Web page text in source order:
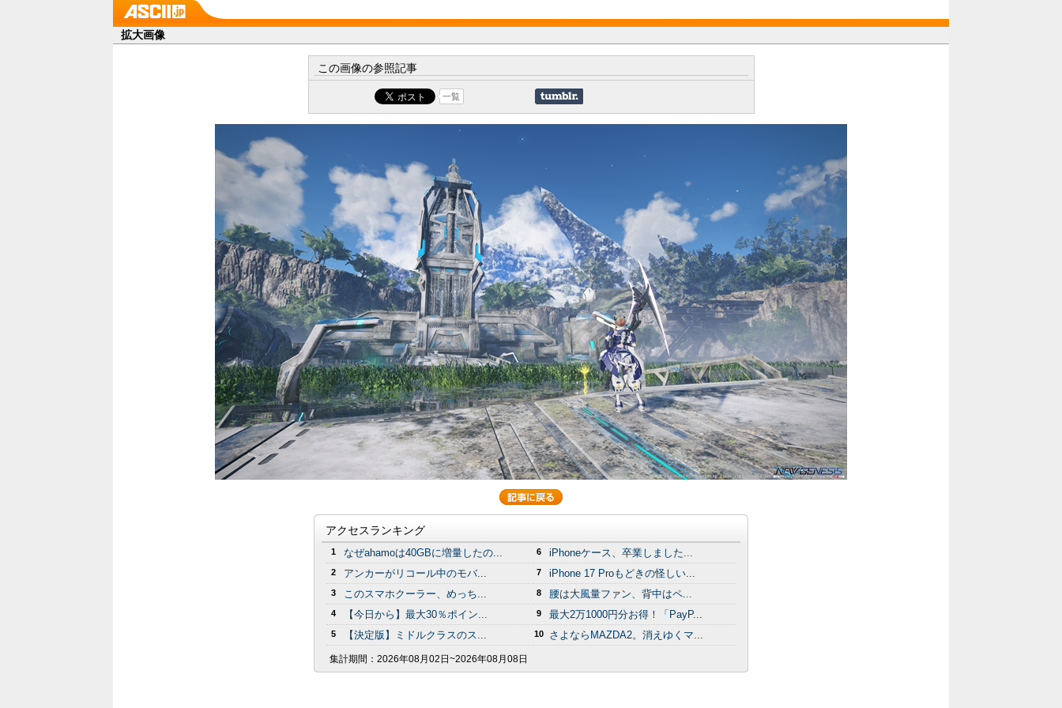
拡大画像
この画像の参照記事
一覧
アクセスランキング
1 なぜahamoは40GBに増量したの...
2 アンカーがリコール中のモバ...
3 このスマホクーラー、めっち...
4 【今日から】最大30％ポイン...
5 【決定版】ミドルクラスのス...
6 iPhoneケース、卒業しました...
7 iPhone 17 Proもどきの怪しい...
8 腰は大風量ファン、背中はペ...
9 最大2万1000円分お得！「PayP...
10 さよならMAZDA2。消えゆくマ...
集計期間： 2026年08月02日~2026年08月08日